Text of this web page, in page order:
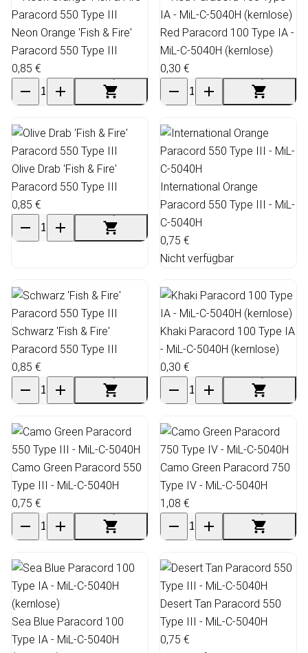
Neon Orange 'Fish & Fire'
Paracord 550 Type III
0,85 €
Red Paracord 100 Type IA -
MiL-C-5040H (kernlose)
0,30 €
Olive Drab 'Fish & Fire'
Paracord 550 Type III
0,85 €
International Orange
Paracord 550 Type III - MiL-
C-5040H
0,75 €
Nicht verfügbar
Schwarz 'Fish & Fire'
Paracord 550 Type III
0,85 €
Khaki Paracord 100 Type IA
- MiL-C-5040H (kernlose)
0,30 €
Camo Green Paracord 550
Type III - MiL-C-5040H
0,75 €
Camo Green Paracord 750
Type IV - MiL-C-5040H
1,08 €
Sea Blue Paracord 100
Type IA - MiL-C-5040H
Desert Tan Paracord 550
Type III - MiL-C-5040H
0,75 €